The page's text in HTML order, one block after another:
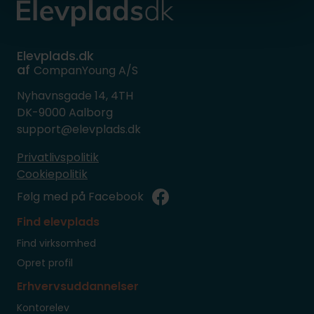
Elevplads.dk
af CompanYoung A/S
Nyhavnsgade 14, 4TH
DK-9000 Aalborg
support@elevplads.dk
Privatlivspolitik
Cookiepolitik
Følg med på Facebook
Find elevplads
Find virksomhed
Opret profil
Erhvervsuddannelser
Kontorelev